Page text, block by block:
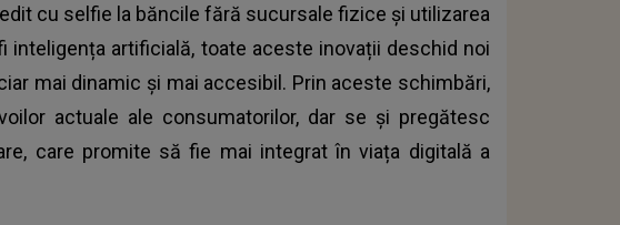
cu selfie la băncile fără sucursale fizice și utilizarea
inteligența artificială, toate aceste inovații deschid noi
mai dinamic și mai accesibil. Prin aceste schimbări,
actuale ale consumatorilor, dar se și pregătesc
care promite să fie mai integrat în viața digitală a